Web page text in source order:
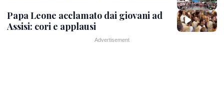
Papa Leone acclamato dai giovani ad
Assisi: cori e applausi